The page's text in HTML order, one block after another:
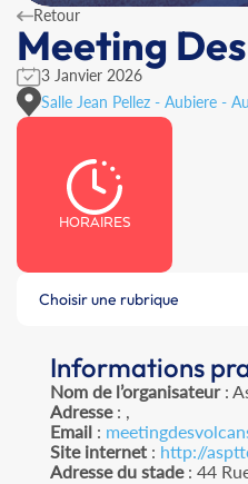
Retour
Meeting
3 Janvier 2026
Salle Jean Pellez - Aubiere -
HORAIRES
Choisir une rubrique
Informations
Nom de l’organisateur:
Adresse: ,
Email:
Site internet: http://
Adresse du stade: 44